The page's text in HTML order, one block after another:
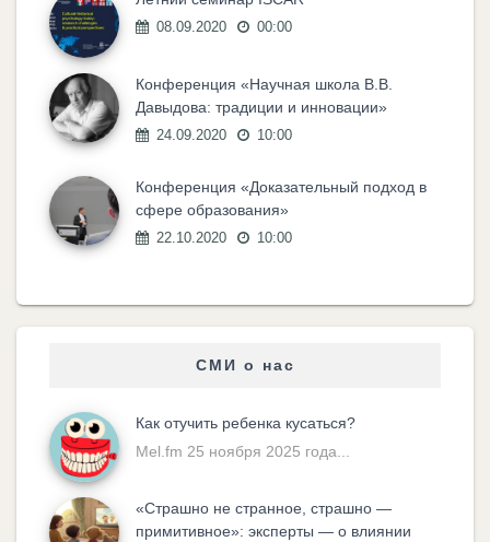
08.09.2020 00:00
Конференция «Научная школа В.В.
Давыдова: традиции и инновации»
24.09.2020 10:00
Конференция «Доказательный подход в
сфере образования»
22.10.2020 10:00
СМИ о нас
Как отучить ребенка кусаться?
Mel.fm 25 ноября 2025 года...
«Cтрашно не странное, страшно —
примитивное»: эксперты — о влиянии